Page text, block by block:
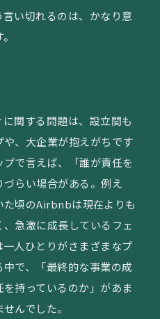
い切れるのは、かなり意
関する問題は、設立間も
や、大企業が抱えがちです
で言えば、「誰が責任を
らい場合がある。例え
た頃のAirbnbは現在よりも
急激に成長しているフェ
人ひとりがさまざまなプ
で、「最終的な事業の成
持っているのか」があま
んでした。